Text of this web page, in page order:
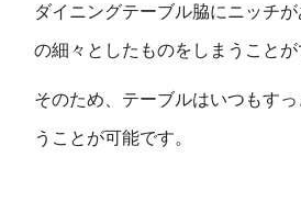
ダイニングテーブル脇にニッチ
の細々としたものをしまうことが
そのため、テーブルはいつもす
うことが可能です。